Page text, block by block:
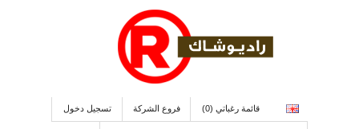
قائمة رغباتي (0) فروع الشركة تسجيل دخول